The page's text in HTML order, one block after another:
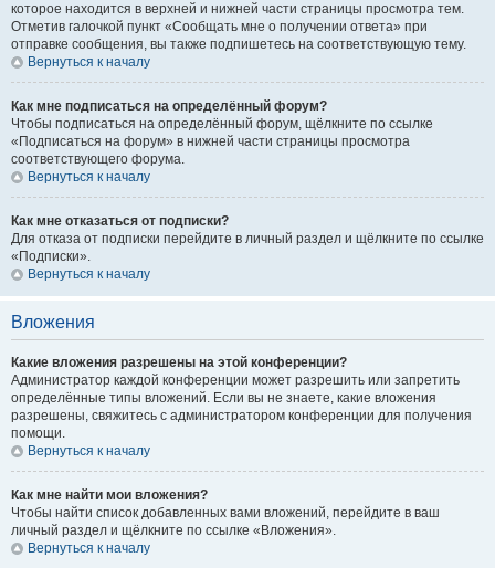
которое находится в верхней и нижней части страницы просмотра тем.
Отметив галочкой пункт «Сообщать мне о получении ответа» при
отправке сообщения, вы также подпишетесь на соответствующую тему.
Вернуться к началу
Как мне подписаться на определённый форум?
Чтобы подписаться на определённый форум, щёлкните по ссылке
«Подписаться на форум» в нижней части страницы просмотра
соответствующего форума.
Вернуться к началу
Как мне отказаться от подписки?
Для отказа от подписки перейдите в личный раздел и щёлкните по ссылке
«Подписки».
Вернуться к началу
Вложения
Какие вложения разрешены на этой конференции?
Администратор каждой конференции может разрешить или запретить
определённые типы вложений. Если вы не знаете, какие вложения
разрешены, свяжитесь с администратором конференции для получения
помощи.
Вернуться к началу
Как мне найти мои вложения?
Чтобы найти список добавленных вами вложений, перейдите в ваш
личный раздел и щёлкните по ссылке «Вложения».
Вернуться к началу